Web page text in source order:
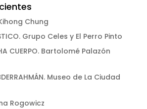
Chung
Grupo Celes y El Perro Pinto
CUERPO. Bartolomé Palazón
Museo de La Ciudad
Rogowicz